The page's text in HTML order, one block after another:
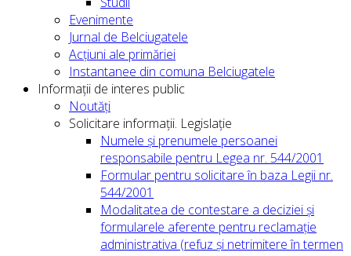
Evenimente
Jurnal de Belciugatele
Acțiuni ale primăriei
Instantanee din comuna Belciugatele
Informații de interes public
Noutăți
Solicitare informații. Legislație
Numele și prenumele persoanei
responsabile pentru Legea nr. 544/2001
Formular pentru solicitare în baza Legii nr.
544/2001
Modalitatea de contestare a deciziei și
formularele aferente pentru reclamație
administrativa (refuz și netrimitere în termen